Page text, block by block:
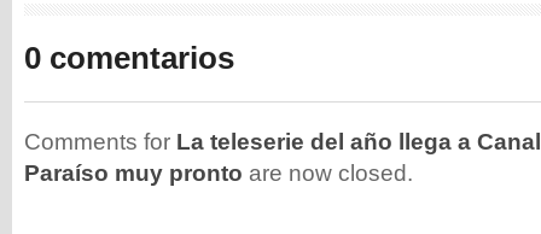
0 comentarios
Comments for La teleserie del año llega a
Paraíso muy pronto are now closed.